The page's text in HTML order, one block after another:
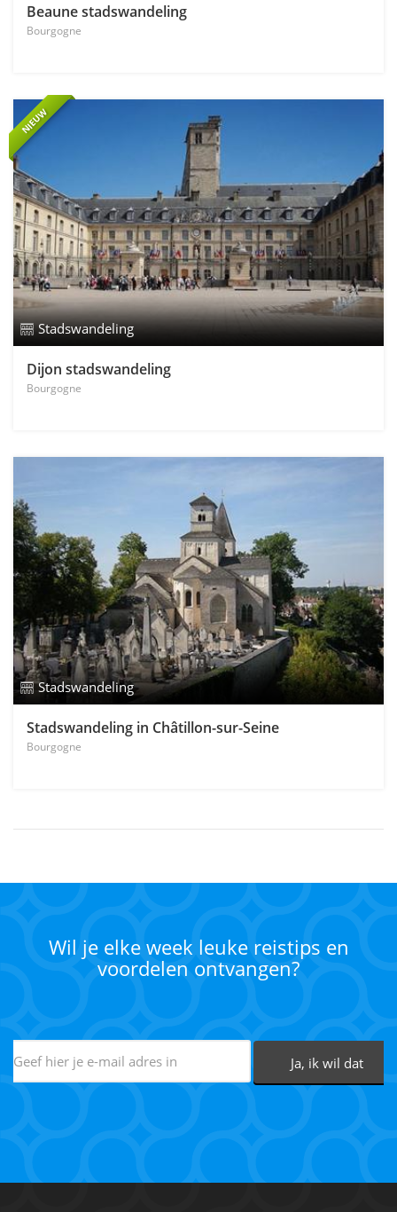
Beaune stadswandeling
Bourgogne
NIEUW
Stadswandeling
Dijon stadswandeling
Bourgogne
Stadswandeling
Stadswandeling in Châtillon-sur-Seine
Bourgogne
Wil je elke week leuke reistips en
voordelen ontvangen?